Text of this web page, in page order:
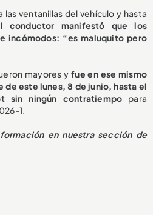
ventanillas del vehículo y hasta
conductor manifestó que los
incómodos: “es maluquito pero
mayores yfue en ese mismo
de este lunes, 8 de junio, hasta el
sin ningún contratiempo para
1.
en nuestra sección de